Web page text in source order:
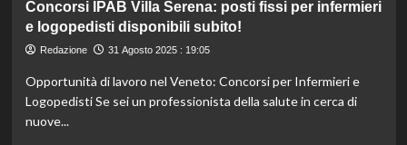
e
Alessandro
si
“Lo
accuso
Concorsi IPAB Villa Serena: posti fissi per infermieri
e logopedisti disponibili subito!
Redazione 31 Agosto 2025 : 19:05
Opportunità di lavoro nel Veneto: Concorsi per Infermieri e
Logopedisti Se sei un professionista della salute in cerca di
nuove...